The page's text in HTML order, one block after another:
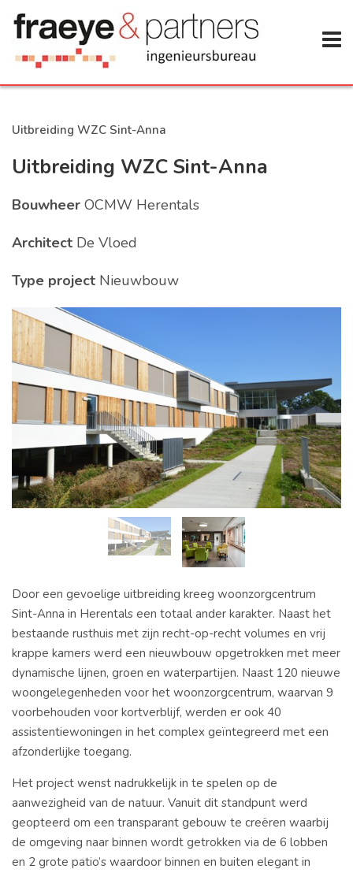
Uitbreiding WZC Sint-Anna
Uitbreiding WZC Sint-Anna
Bouwheer OCMW Herentals
Architect De Vloed
Type project Nieuwbouw
Door een gevoelige uitbreiding kreeg woonzorgcentrum
Sint-Anna in Herentals een totaal ander karakter. Naast het
bestaande rusthuis met zijn recht-op-recht volumes en vrij
krappe kamers werd een nieuwbouw opgetrokken met meer
dynamische lijnen, groen en waterpartijen. Naast 120 nieuwe
woongelegenheden voor het woonzorgcentrum, waarvan 9
voorbehouden voor kortverblijf, werden er ook 40
assistentiewoningen in het complex geïntegreerd met een
afzonderlijke toegang.
Het project wenst nadrukkelijk in te spelen op de
aanwezigheid van de natuur. Vanuit dit standpunt werd
geopteerd om een transparant gebouw te creëren waarbij
de omgeving naar binnen wordt getrokken via de 6 lobben
en 2 grote patio’s waardoor binnen en buiten elegant in